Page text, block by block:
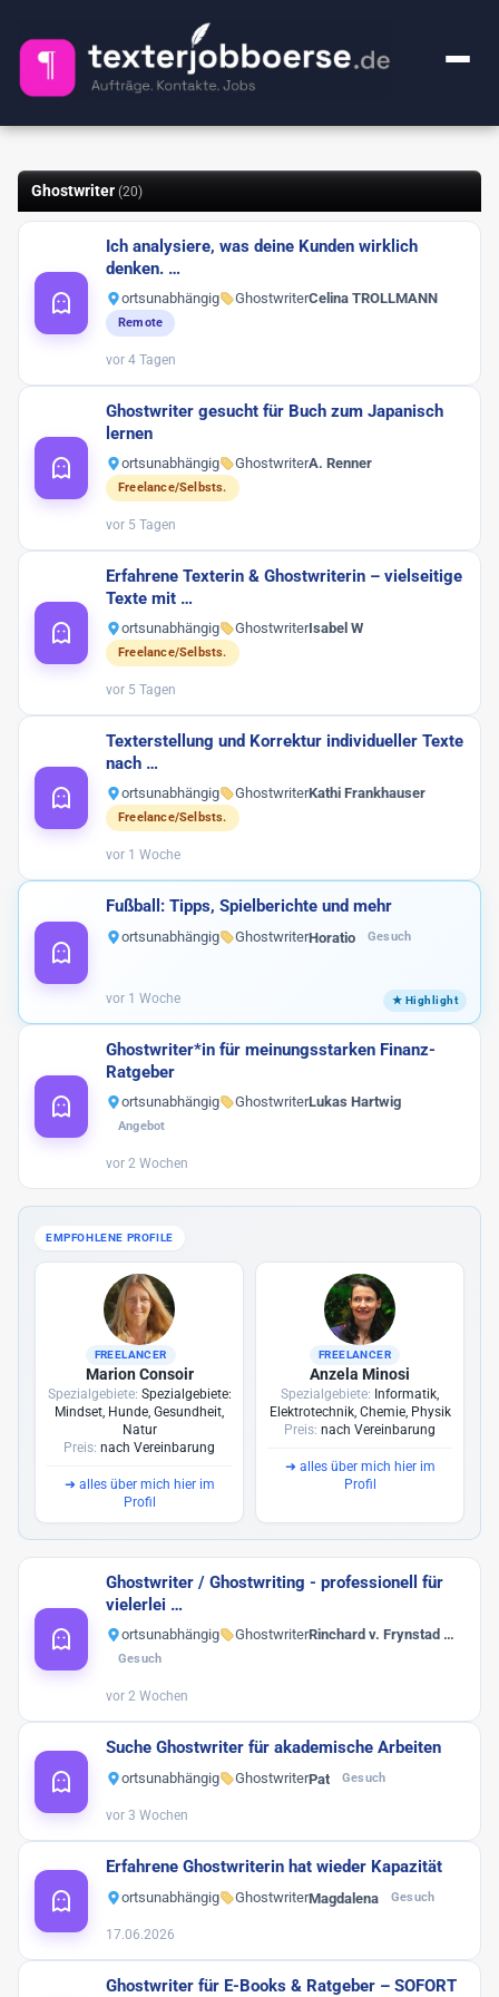
Kategorien
Webcontent-Texter
Premium 1
Ghostwriter
KI-Sachen
Sonstige
Über uns
Ghostwriter (20)
Ich analysiere, was deine Kunden wirklich
denken. …
ortsunabhängig GhostwriterCelina TROLLMANN
Remote
vor 4 Tagen
Ghostwriter gesucht für Buch zum Japanisch
lernen
ortsunabhängig GhostwriterA. Renner
Freelance/Selbsts.
vor 5 Tagen
Erfahrene Texterin & Ghostwriterin – vielseitige
Texte mit …
ortsunabhängig GhostwriterIsabel W
Freelance/Selbsts.
vor 5 Tagen
Texterstellung und Korrektur individueller Texte
nach …
ortsunabhängig GhostwriterKathi Frankhauser
Freelance/Selbsts.
vor 1 Woche
Fußball: Tipps, Spielberichte und mehr
ortsunabhängig GhostwriterHoratio Gesuch
vor 1 Woche
Ghostwriter*in für meinungsstarken Finanz-
Ratgeber
ortsunabhängig GhostwriterLukas Hartwig
Angebot
vor 2 Wochen
EMPFOHLENE PROFILE
FREELANCER
Marion Consoir
Spezialgebiete: Spezialgebiete:
Mindset, Hunde, Gesundheit,
Natur
Preis: nach Vereinbarung
➜ alles über mich hier im
Profil
FREELANCER
Anzela Minosi
Spezialgebiete: Informatik,
Elektrotechnik, Chemie, Physik
Preis: nach Vereinbarung
➜ alles über mich hier im
Profil
Ghostwriter / Ghostwriting - professionell für
vielerlei …
ortsunabhängig GhostwriterRinchard v. Frynstad …
Gesuch
vor 2 Wochen
Suche Ghostwriter für akademische Arbeiten
ortsunabhängig GhostwriterPat Gesuch
vor 3 Wochen
Erfahrene Ghostwriterin hat wieder Kapazität
ortsunabhängig GhostwriterMagdalena Gesuch
17.06.2026
Ghostwriter für E-Books & Ratgeber – SOFORT